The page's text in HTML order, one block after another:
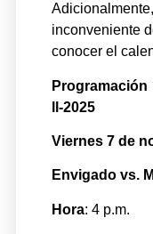
inconveniente
conocer el
ll-2025
Viernes 7 de
Envigado vs.
Hora: 4 p.m.